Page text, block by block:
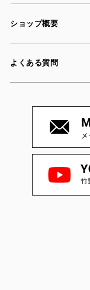
ショップ概要
よくある質問